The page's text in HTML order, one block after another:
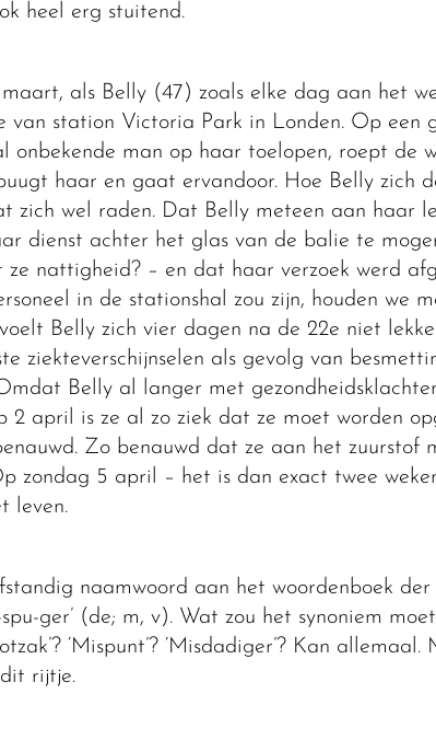
heel erg stuitend.
als Belly (47) zoals elke dag aan het
van station Victoria Park in Londen. Op een
onbekende man op haar toelopen, roept de
haar en gaat ervandoor. Hoe Belly zich
zich wel raden. Dat Belly meteen aan haar
dienst achter het glas van de balie te
ze nattigheid? – en dat haar verzoek werd
in de stationshal zou zijn, houden we
voelt Belly zich vier dagen na de 22e niet
ziekteverschijnselen als gevolg van
Belly al langer met
2 april is ze al zo ziek dat ze moet worden
Zo benauwd dat ze aan het zuurstof
zondag 5 april – het is dan exact twee
leven.
naamwoord aan het woordenboek
ger’ (de; m, v). Wat zou het synoniem
‘Mispunt’? ‘Misdadiger’? Kan allemaal.
dit rijtje.